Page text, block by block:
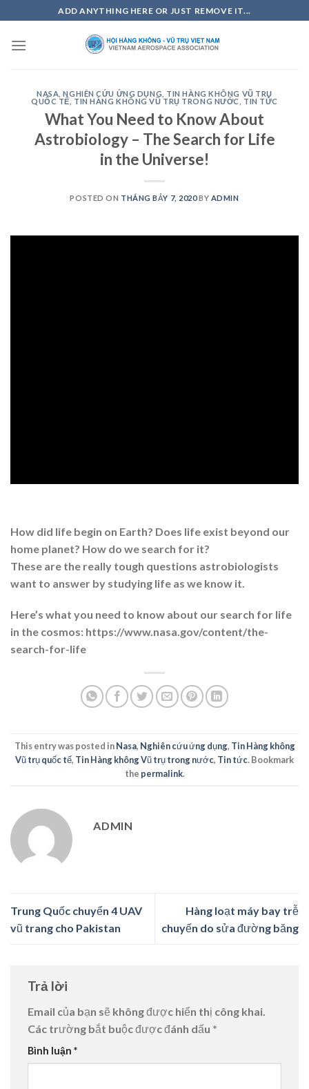
to
content
ADD ANYTHING HERE OR JUST REMOVE IT...
NASA ,NGHIÊN CỨU ỨNG DỤNG
TIN HÀNG KHÔNG VŨ TRỤ
QUỐC TẾ
TIN HÀNG KHÔNG VŨ TRỤ TRONG NƯỚC TIN TỨC
What You Need to Know About
Astrobiology – The Search for Life
in the Universe!
POSTED ON THÁNG BẢY 7, 2020BY ADMIN
How did life begin on Earth? Does life exist beyond our
home planet? How do we search for it?
These are the really tough questions astrobiologists
want to answer by studying life as we know it.
Here’s what you need to know about our search for life
in the cosmos: https://www.nasa.gov/content/the-
search-for-life
This entry was posted inNasa, Nghiên cứu ứng dụng, Tin Hàng không
Vũ trụ quốc tế, Tin Hàng không Vũ trụ trong nước, Tin tức. Bookmark
the permalink.
ADMIN
Trung Quốc chuyển 4 UAV
vũ trang cho Pakistan
Hàng loạt máy bay trễ
chuyến do sửa đường băng
Trả lời
Email của bạn sẽ không được hiển thị công khai.
Các trường bắt buộc được đánh dấu *
Bình luận *